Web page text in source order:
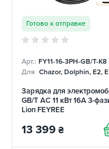
Готово к отправке
Арт.: FY11-16-3PH-GB/T-K8
Для Chazor, Dolphin, E2,
Зарядка для
GB/T AC 11 кВт 16A 3-
Lion FEYREE
13 399 ₴